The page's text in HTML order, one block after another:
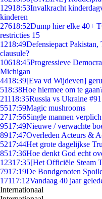
12918:53Invalkracht
kinderen
27618:52Dump hier elke 40+
restricties 15
1218:49Defensiepact
clausule?
10618:45Progressieve
Michigan
4418:39[Eva vd Wijdeven]
518:38Hoe hiermee om te
21118:35Russia vs Ukraine #91
5517:59Magic mushrooms
2717:56Single mannen
9517:49Nieuwe / verwachte
8917:47Overleden Acteurs &
5217:44Het grote dagelijkse
8517:36Hoe denkt God echt
12317:35[Het Officiële Steam
7917:19De Bondgenoten
17117:12Vandaag 40 jaar
Internationaal